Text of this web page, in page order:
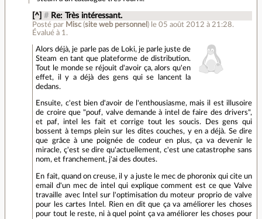
[^] # Re: Très intéressant.
Posté par Misc(site web personnel ) le 05 août 2012 à 21:28.
Évalué à 1 .
Alors déjà, je parle pas de Loki, je parle juste de
Steam en tant que plateforme de distribution.
Tout le monde se réjouit d'avoir ça, alors qu'en
effet, il y a déjà des gens qui se lancent la
dedans.
Ensuite, c'est bien d'avoir de l'enthousiasme, mais il est illusoire
de croire que "pouf, valve demande à intel de faire des drivers",
et paf, intel les fait et corrige tout les soucis. Des gens qui
bossent à temps plein sur les dites couches, y en a déjà. Se dire
que grâce à une poignée de codeur en plus, ça va devenir le
miracle, ç'est se dire qu'actuellement, c'est une catastrophe sans
nom, et franchement, j'ai des doutes.
En fait, quand on creuse, il y a juste le mec de phoronix qui cite un
email d'un mec de intel qui explique comment est ce que Valve
travaille avec Intel sur l'optimisation du moteur proprio de valve
pour les cartes Intel. Rien en dit que ça va améliorer les choses
pour tout le reste, ni à quel point ça va améliorer les choses pour